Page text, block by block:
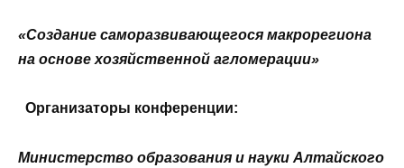
«Создание саморазвивающегося макрорегиона
на основе хозяйственной агломерации»
Организаторы конференции:
Министерство образования и науки Алтайского